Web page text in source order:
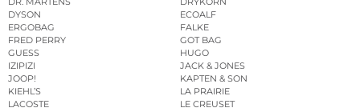
DYSON
ECOALF
ERGOBAG
FALKE
FRED PERRY
GOT BAG
GUESS
HUGO
IZIPIZI
JACK & JONES
JOOP!
KAPTEN & SON
KIEHL’S
LA PRAIRIE
LACOSTE
LE CREUSET